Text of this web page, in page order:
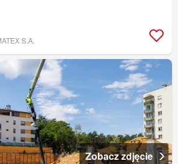
S.A.
Zobacz zdjęcie